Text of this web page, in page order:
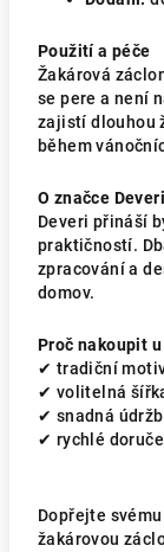
Použití a péče
Žakárová
se pere a není
zajistí dlouhou
během
O značce Deveri
Deveri přináší
praktičností.
zpracování a
domov.
Proč nakoupit u
✔ tradiční
✔ volitelná
✔ snadná
✔ rychlé
Dopřejte
žakárovou